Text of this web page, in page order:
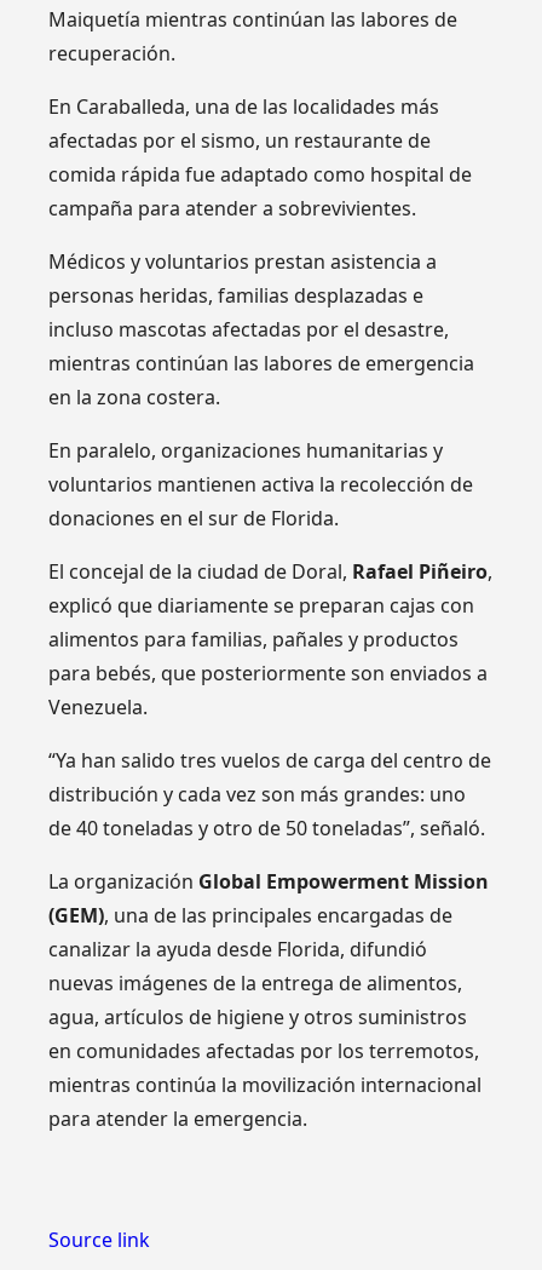
Maiquetía mientras continúan las labores de
recuperación.
En Caraballeda, una de las localidades más
afectadas por el sismo, un restaurante de
comida rápida fue adaptado como hospital de
campaña para atender a sobrevivientes.
Médicos y voluntarios prestan asistencia a
personas heridas, familias desplazadas e
incluso mascotas afectadas por el desastre,
mientras continúan las labores de emergencia
en la zona costera.
En paralelo, organizaciones humanitarias y
voluntarios mantienen activa la recolección de
donaciones en el sur de Florida.
El concejal de la ciudad de Doral, Rafael Piñeiro,
explicó que diariamente se preparan cajas con
alimentos para familias, pañales y productos
para bebés, que posteriormente son enviados a
Venezuela.
“Ya han salido tres vuelos de carga del centro de
distribución y cada vez son más grandes: uno
de 40 toneladas y otro de 50 toneladas”, señaló.
La organización Global Empowerment Mission
(GEM), una de las principales encargadas de
canalizar la ayuda desde Florida, difundió
nuevas imágenes de la entrega de alimentos,
agua, artículos de higiene y otros suministros
en comunidades afectadas por los terremotos,
mientras continúa la movilización internacional
para atender la emergencia.
Source link